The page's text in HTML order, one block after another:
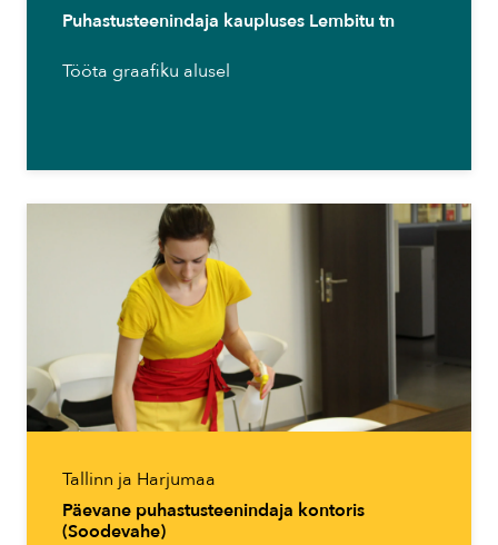
Puhastusteenindaja kaupluses Lembitu tn
Tööta graafiku alusel
Tallinn ja Harjumaa
Päevane puhastusteenindaja kontoris
(Soodevahe)